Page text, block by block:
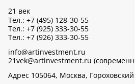
21 век
Тел.: +7 (495) 128-30-55
Тел.: +7 (925) 333-30-55
Тел.: +7 (926) 333-30-55
info@artinvestment.ru
21vek@artinvestment.ru
Адрес 105064, Москва,